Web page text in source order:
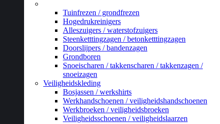
Tuinfrezen / grondfrezen
Hogedrukreinigers
Alleszuigers / waterstofzuigers
Steenketttingzagen / betonketttingzagen
Doorslijpers / bandenzagen
Grondboren
Snoeischaren / takkenscharen / takkenzagen /
snoeizagen
Veiligheidskleding
Bosjassen / werkshirts
Werkhandschoenen / veiligheidshandschoenen
Werkbroeken / veiligheidsbroeken
Veiligheidsschoenen / veiligheidslaarzen